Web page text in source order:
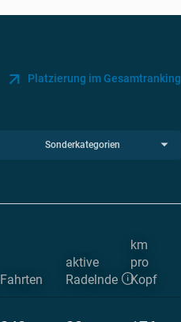
Platzierung im Gesamtranking
Sonderkategorien
Fahrten
aktive
Radelnde
km
pro
Kopf